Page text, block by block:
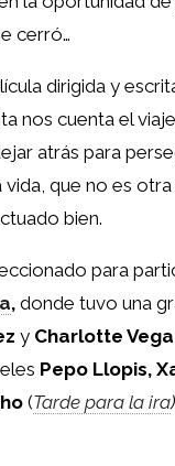
cerró…
dirigida y
nos cuenta el
atrás para
que no es
bien.
para
, donde tuvo una
y Charlotte Vega
Pepo Llopis,
(Tarde para la ira